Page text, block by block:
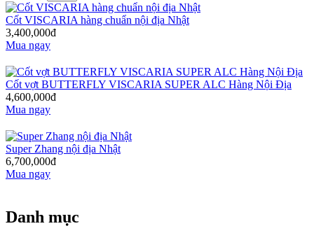
Cốt VISCARIA hàng chuẩn nội địa Nhật
3,400,000đ
Mua ngay
Cốt vợt BUTTERFLY VISCARIA SUPER ALC Hàng Nội Địa
4,600,000đ
Mua ngay
Super Zhang nội địa Nhật
6,700,000đ
Mua ngay
Danh mục